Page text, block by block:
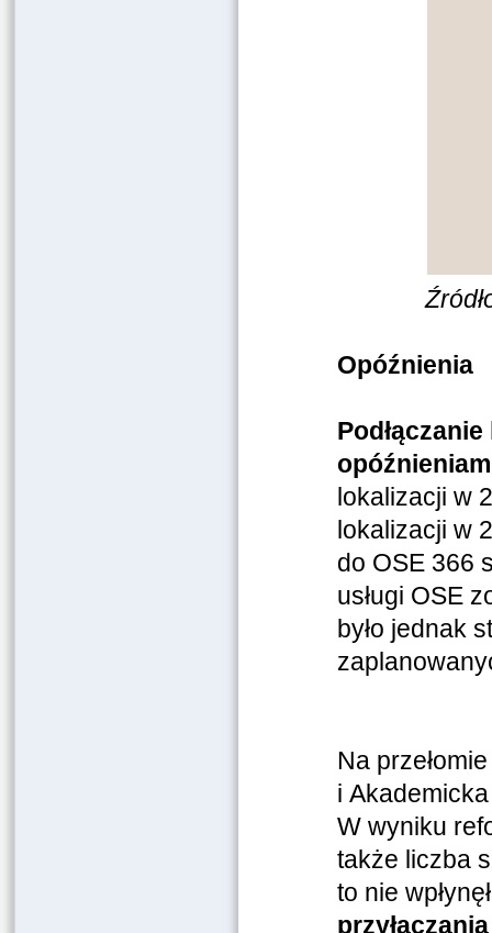
Opóźnienia
lokalizacji w
lokalizacji w
do OSE 366
usługi OSE
było jednak
Na
i
W wyniku
także liczba
to nie